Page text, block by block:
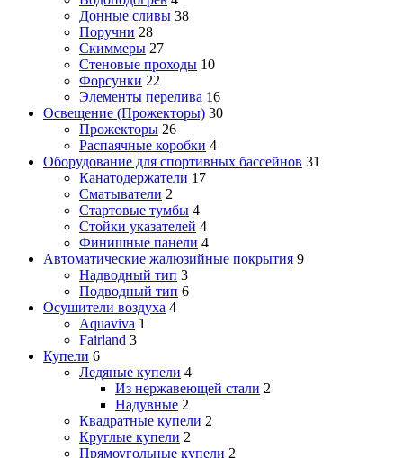
Донные сливы 38
Поручни 28
Скиммеры 27
Стеновые проходы 10
Форсунки 22
Элементы перелива 16
Освещение (Прожекторы) 30
Прожекторы 26
Распаячные коробки 4
Оборудование для спортивных бассейнов 31
Канатодержатели 17
Сматыватели 2
Стартовые тумбы 4
Стойки указателей 4
Финишные панели 4
Автоматические жалюзийные покрытия 9
Надводный тип 3
Подводный тип 6
Осушители воздуха 4
Aquaviva 1
Fairland 3
Купели 6
Ледяные купели 4
Из нержавеющей стали 2
Надувные 2
Квадратные купели 2
Круглые купели 2
Прямоугольные купели 2